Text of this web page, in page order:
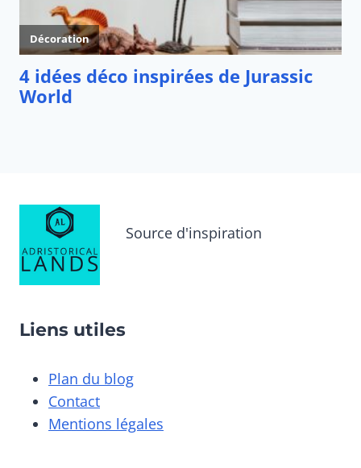
Source d'inspiration
Liens utiles
Plan du blog
Contact
Mentions légales